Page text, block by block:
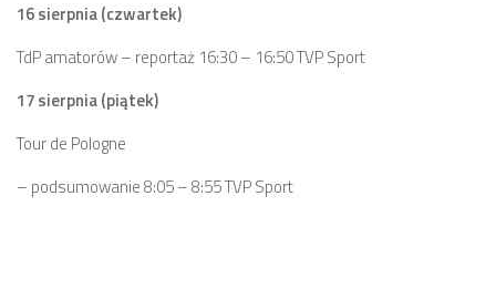
16 sierpnia (czwartek)
TdP amatorów – reportaż 16:30 – 16:50 TVP Sport
17 sierpnia (piątek)
Tour de Pologne
– podsumowanie 8:05 – 8:55 TVP Sport